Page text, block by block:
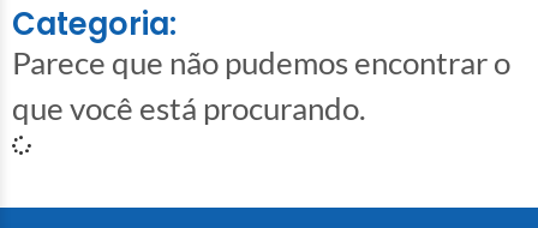
Categoria:
Parece que não pudemos encontrar o
que você está procurando.